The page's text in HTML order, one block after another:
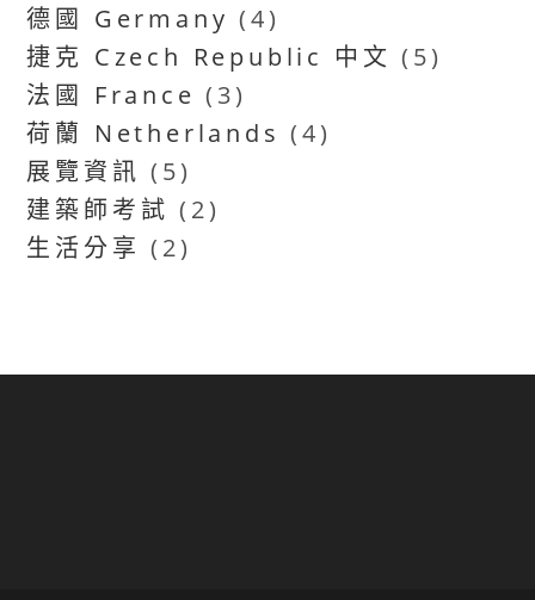
德國 Germany (4)
捷克 Czech Republic 中文 (5)
法國 France (3)
荷蘭 Netherlands (4)
展覽資訊 (5)
建築師考試 (2)
生活分享 (2)